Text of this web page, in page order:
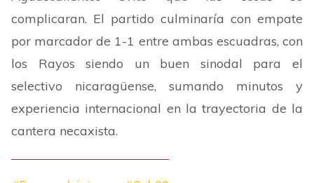
complicaran. El partido culminaría con empate
por marcador de 1-1 entre ambas escuadras, con
los Rayos siendo un buen sinodal para el
selectivo nicaragüense, sumando minutos y
experiencia internacional en la trayectoria de la
cantera necaxista.